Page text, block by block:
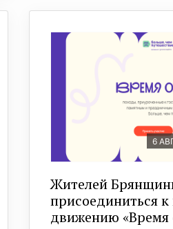
6
Жителей
присоединиться
движению «Время